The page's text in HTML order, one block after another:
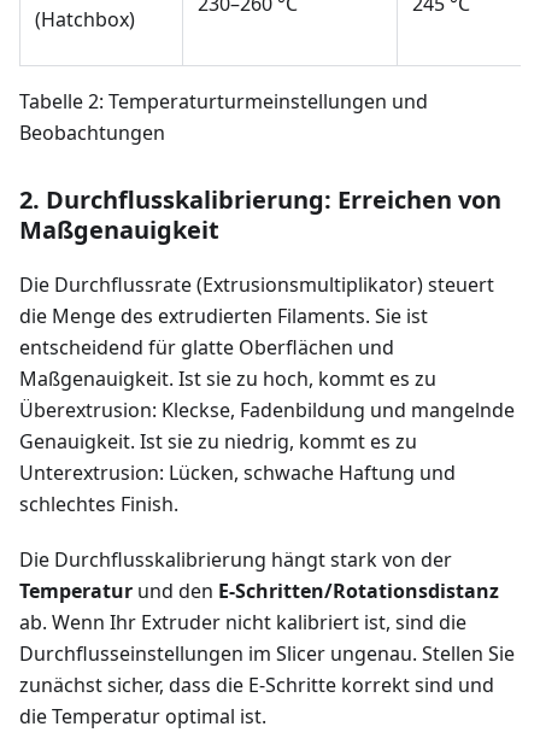
(Hatchbox)
Tabelle 2: Temperaturturmeinstellungen und
Beobachtungen
2. Durchflusskalibrierung: Erreichen von
Maßgenauigkeit
Die Durchflussrate (Extrusionsmultiplikator) steuert
die Menge des extrudierten Filaments. Sie ist
entscheidend für glatte Oberflächen und
Maßgenauigkeit. Ist sie zu hoch, kommt es zu
Überextrusion: Kleckse, Fadenbildung und mangelnde
Genauigkeit. Ist sie zu niedrig, kommt es zu
Unterextrusion: Lücken, schwache Haftung und
schlechtes Finish.
Die Durchflusskalibrierung hängt stark von der
Temperatur und den E-Schritten/Rotationsdistanz
ab. Wenn Ihr Extruder nicht kalibriert ist, sind die
Durchflusseinstellungen im Slicer ungenau. Stellen Sie
zunächst sicher, dass die E-Schritte korrekt sind und
die Temperatur optimal ist.